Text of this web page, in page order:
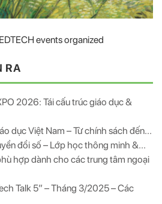
events organized
RA
2026: Tái cấu trúc giáo dục &
dục Việt Nam – Từ chính sách đến...
đổi số – Lớp học thông minh &...
hợp dành cho các trung tâm ngoại
Talk 5” – Tháng 3/2025 – Các